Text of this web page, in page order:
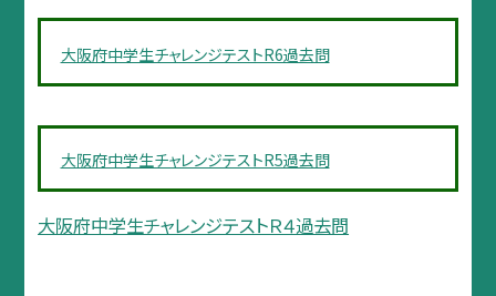
大阪府中学生チャレンジテストR6過去問
大阪府中学生チャレンジテストR5過去問
大阪府中学生チャレンジテストＲ４過去問